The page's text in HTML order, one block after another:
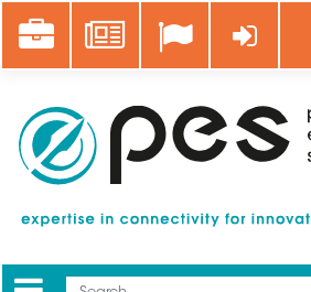
au
contenu
Career News Se